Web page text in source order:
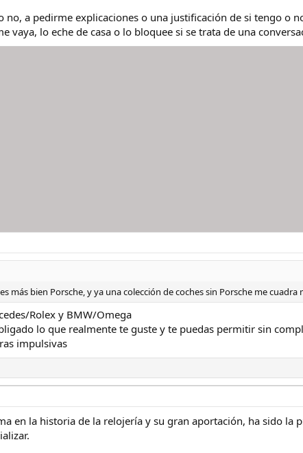
no, a pedirme explicaciones o una justificación de si tengo o
vaya, lo eche de casa o lo bloquee si se trata de una
más bien Porsche, y ya una colección de coches sin Porsche me cuadra
Rolex y BMW/Omega
lo que realmente te guste y te puedas permitir sin
impulsivas
en la historia de la relojería y su gran aportación, ha sido la